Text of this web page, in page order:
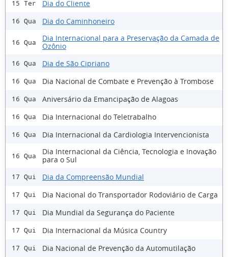
15 Ter Dia do Cliente
16 Qua Dia do Caminhoneiro
16 Qua
Dia Internacional para a Preservação da Camada de
Ozônio
16 Qua Dia de São Cipriano
16 Qua Dia Nacional de Combate e Prevenção à Trombose
16 Qua Aniversário da Emancipação de Alagoas
16 Qua Dia Internacional do Teletrabalho
16 Qua Dia Internacional da Cardiologia Intervencionista
16 Qua
Dia Internacional da Ciência, Tecnologia e Inovação
para o Sul
17 Qui Dia da Compreensão Mundial
17 Qui Dia Nacional do Transportador Rodoviário de Carga
17 Qui Dia Mundial da Segurança do Paciente
17 Qui Dia Internacional da Música Country
17 Qui Dia Nacional de Prevenção da Automutilação